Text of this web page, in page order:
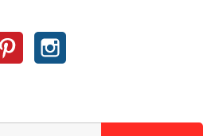
Pinterest